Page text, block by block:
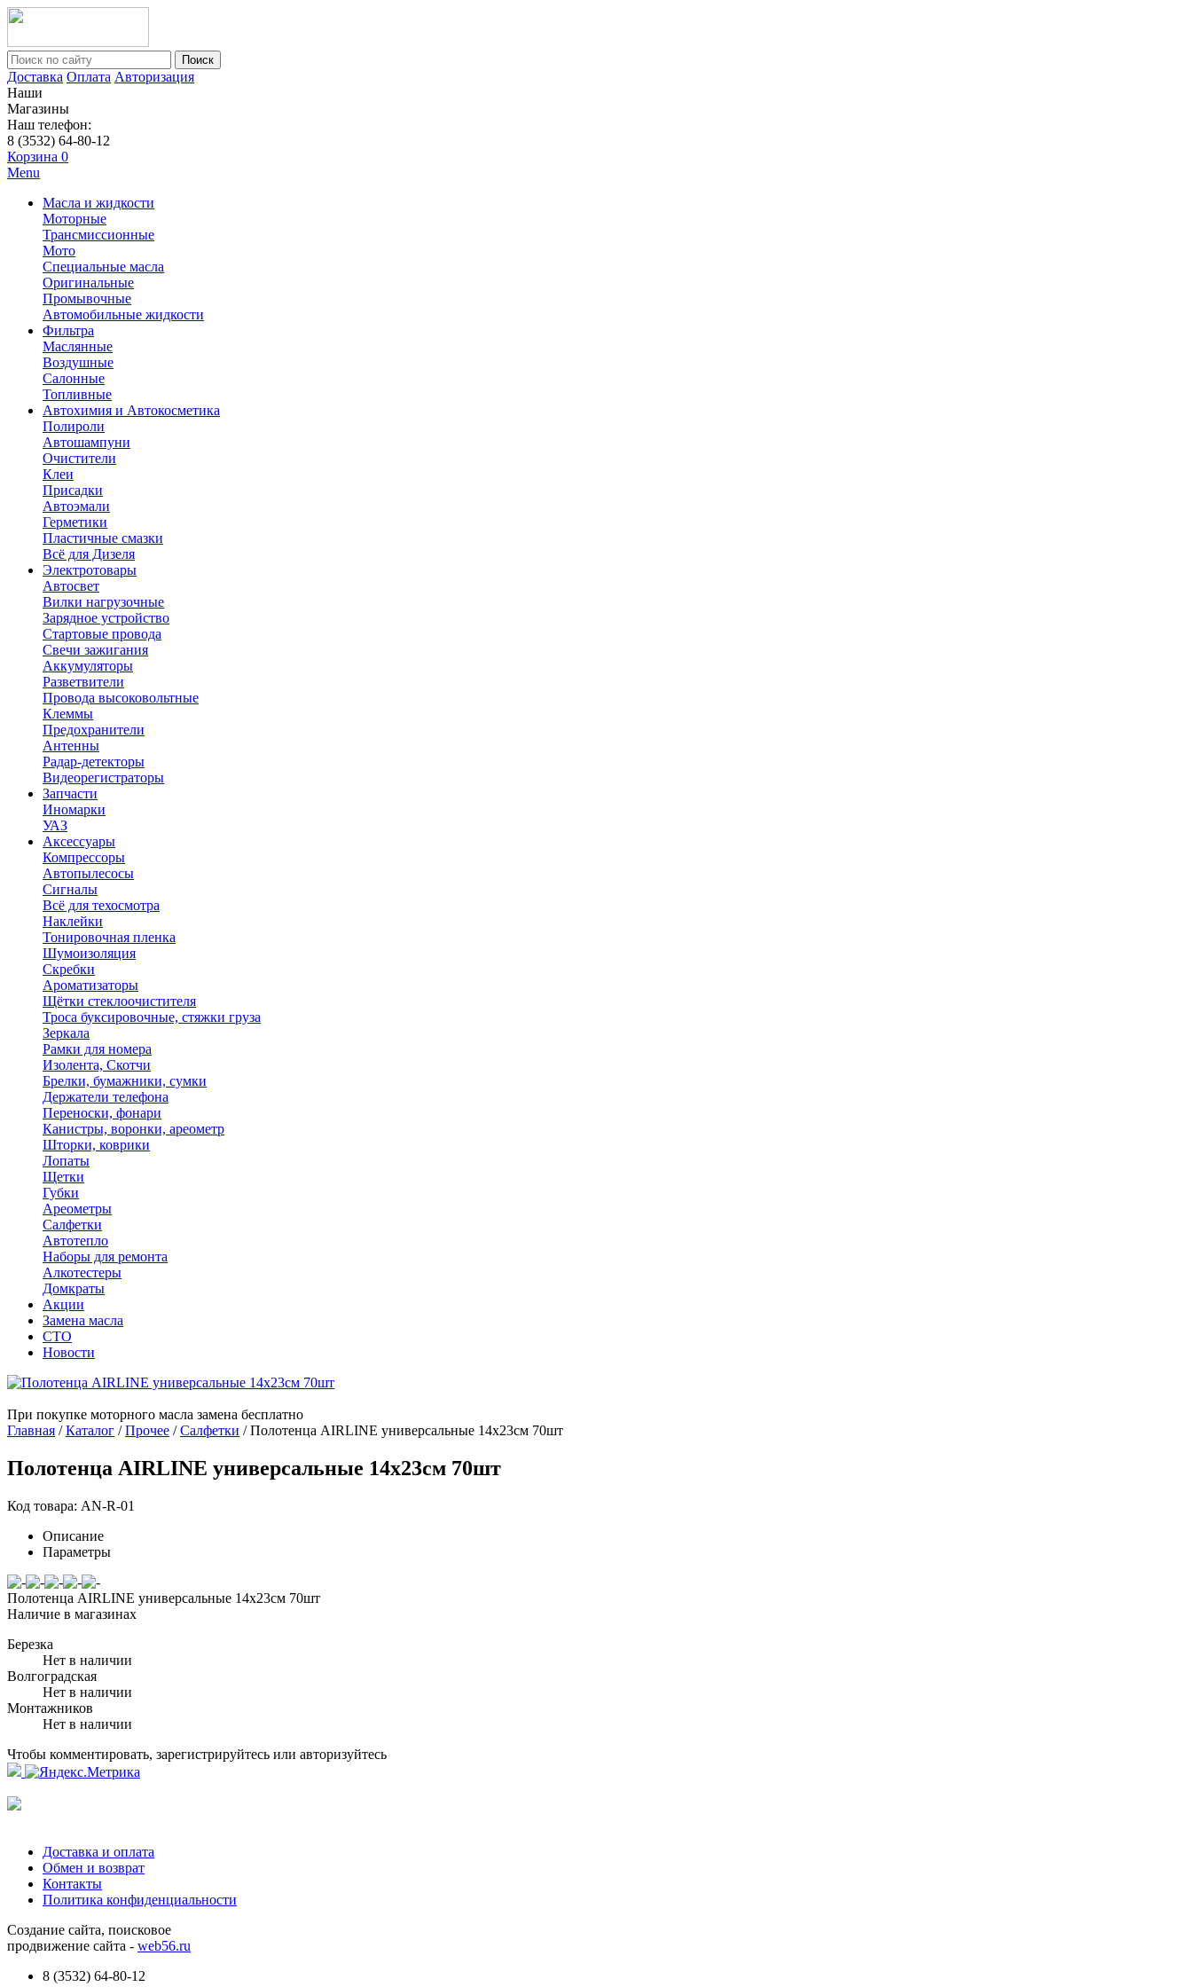
Поиск
Доставка Оплата Авторизация
Наши
Магазины
Наш телефон:
8 (3532) 64-80-12
Корзина 0
Menu
Масла и жидкости
Моторные
Трансмиссионные
Мото
Специальные масла
Оригинальные
Промывочные
Автомобильные жидкости
Фильтра
Маслянные
Воздушные
Салонные
Топливные
Автохимия и Автокосметика
Полироли
Автошампуни
Очистители
Клеи
Присадки
Автоэмали
Герметики
Пластичные смазки
Всё для Дизеля
Электротовары
Автосвет
Вилки нагрузочные
Зарядное устройство
Стартовые провода
Свечи зажигания
Аккумуляторы
Разветвители
Провода высоковольтные
Клеммы
Предохранители
Антенны
Радар-детекторы
Видеорегистраторы
Запчасти
Иномарки
УАЗ
Аксесcуары
Компрессоры
Автопылесосы
Сигналы
Всё для техосмотра
Наклейки
Тонировочная пленка
Шумоизоляция
Скребки
Ароматизаторы
Щётки стеклоочистителя
Троса буксировочные, стяжки груза
Зеркала
Рамки для номера
Изолента, Скотчи
Брелки, бумажники, сумки
Держатели телефона
Переноски, фонари
Канистры, воронки, ареометр
Шторки, коврики
Лопаты
Щетки
Губки
Ареометры
Салфетки
Автотепло
Наборы для ремонта
Алкотестеры
Домкраты
Акции
Замена масла
СТО
Новости
При покупке моторного масла замена бесплатно
Главная /Каталог /Прочее /Салфетки /Полотенца AIRLINE универсальные 14x23см 70шт
Полотенца AIRLINE универсальные 14x23см 70шт
Код товара: AN-R-01
Описание
Параметры
Полотенца AIRLINE универсальные 14x23см 70шт
Наличие в магазинах
Березка
Нет в наличии
Волгоградская
Нет в наличии
Монтажников
Нет в наличии
Чтобы комментировать, зарегистрируйтесь или авторизуйтесь
Доставка и оплата
Обмен и возврат
Контакты
Политика конфиденциальности
Создание сайта, поисковое
продвижение сайта - web56.ru
8 (3532) 64-80-12